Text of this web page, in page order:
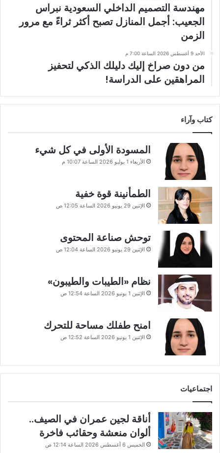
مهندسة التصميم الداخلي السعودية نبراس
الجعيب: أجمل المنازل تصبح أكثر ثراءً مع مرور
الزمن
الأحد 9 أغسطس 2026 الساعة 7:00 م
من دون صراخ إليك دليلك الذكي لتحفيز
المراهقين على الدراسة!
كتاب وآراء
المسودة الأولى في كل شيء
الأربعاء 1 يوليو 2026 الساعة 10:07 م
الطمأنينة قوة خفية
الإثنين 29 يونيو 2026 الساعة 12:05 ص
توحش صناعة المحتوى
الإثنين 29 يونيو 2026 الساعة 12:04 ص
نظام «الطيبات والطيبون»
الإثنين 1 يونيو 2026 الساعة 12:54 ص
امنح طفلك مساحة للتحرك
الإثنين 1 يونيو 2026 الساعة 12:52 ص
اجتماعيات
أناقة لجين عمران في الصيف..
ألوان منعشة وحقائب فاخرة
الخميس 6 أغسطس 2026 الساعة 12:14 ص